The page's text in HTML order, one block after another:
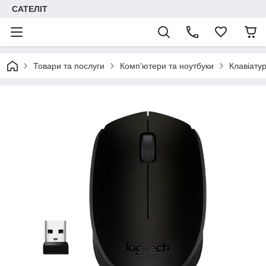
САТЕЛІТ
Товари та послуги Комп'ютери та ноутбуки